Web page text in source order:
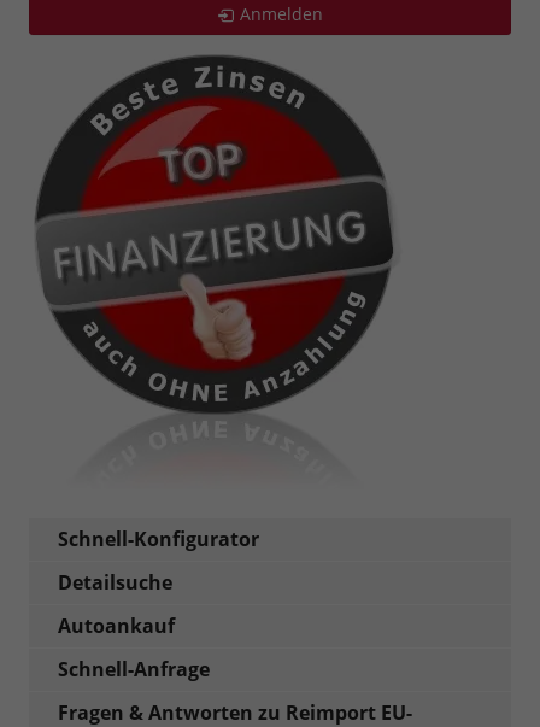
Anmelden
Schnell-Konfigurator
Detailsuche
Autoankauf
Schnell-Anfrage
Fragen & Antworten zu Reimport EU-